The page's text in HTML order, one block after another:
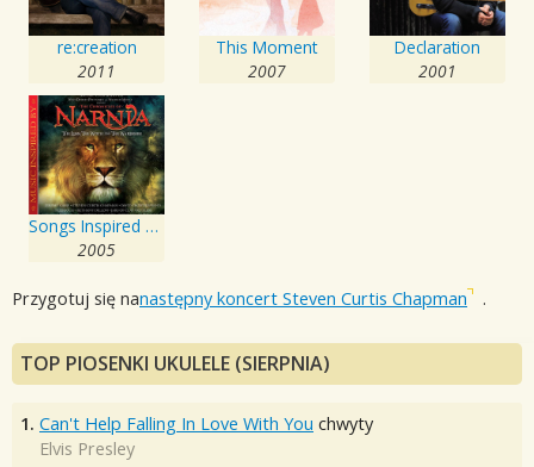
re:creation
2011
This Moment
2007
Declaration
2001
Songs Inspired By The Lion The Witch and The Wardrobe
2005
Przygotuj się nanastępny koncert Steven Curtis Chapman .
TOP PIOSENKI UKULELE (SIERPNIA)
1. Can't Help Falling In Love With You chwyty
Elvis Presley